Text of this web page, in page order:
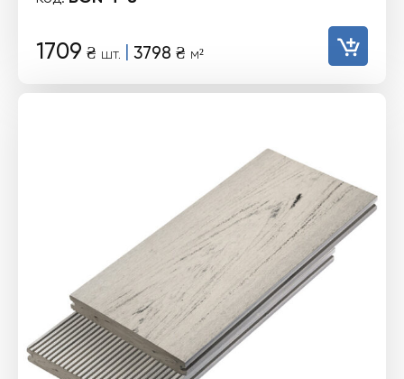
1709 ₴ шт. | 3798 ₴ м²